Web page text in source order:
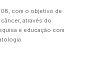
com o objetivo de
através do
e educação com